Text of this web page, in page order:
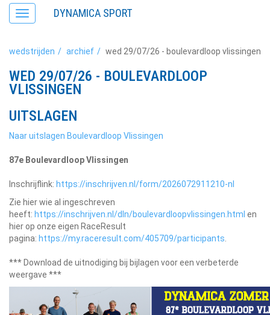
Toggle
navigation
DYNAMICA SPORT
wedstrijden archief wed 29/07/26 - boulevardloop vlissingen
WED 29/07/26 - BOULEVARDLOOP
VLISSINGEN
UITSLAGEN
Naar uitslagen Boulevardloop Vlissingen
87e Boulevardloop Vlissingen
Inschrijflink: https://inschrijven.nl/form/2026072911210-nl
Zie hier wie al ingeschreven
heeft: https://inschrijven.nl/dln/boulevardloopvlissingen.html en
hier op onze eigen RaceResult
pagina: https://my.raceresult.com/405709/participants
*** Download de uitnodiging bij bijlagen voor een verbeterde
weergave ***